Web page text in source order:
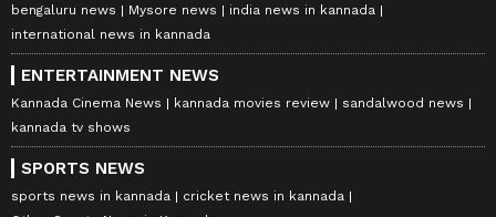
bengaluru news
Mysore news
india news in kannada
international news in kannada
ENTERTAINMENT NEWS
Kannada Cinema News kannada movies review
sandalwood news
kannada tv shows
SPORTS NEWS
sports news in kannada
cricket news in kannada